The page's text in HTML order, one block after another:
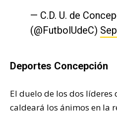
— C.D. U. de
(@FutbolUdeC)
Deportes Concepción
El duelo de los dos líderes
caldeará los ánimos en la